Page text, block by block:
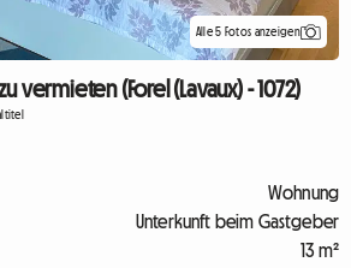
Alle 5 Fotos anzeigen
vermieten (Forel (Lavaux) - 1072)
Wohnung
Unterkunft beim Gastgeber
13 m²